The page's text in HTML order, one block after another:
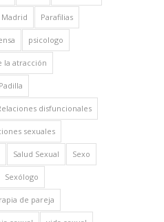
Madrid Parafilias
psicologo
la atracción
disfuncionales
sexuales
Salud Sexual Sexo
Sexólogo
de pareja